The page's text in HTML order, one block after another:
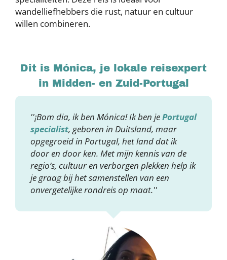
wandelliefhebbers die rust, natuur en cultuur
willen combineren.
Dit is Mónica, je lokale reisexpert
in Midden- en Zuid-Portugal
''¡Bom dia, ik ben Mónica! Ik ben jePortugal
specialist, geboren in Duitsland, maar
opgegroeid in Portugal, het land dat ik
door en door ken. Met mijn kennis van de
regio’s, cultuur en verborgen plekken help ik
je graag bij het samenstellen van een
onvergetelijke rondreis op maat.''